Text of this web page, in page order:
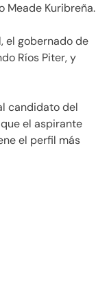
Meade Kuribreña.
el gobernado de
Ríos Piter, y
candidato del
el aspirante
el perfil más